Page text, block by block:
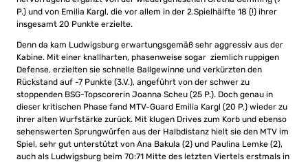
P.) und von Emilia Kargl, die vor allem in der 2.Spielhälfte 18 (!) ihrer
insgesamt 20 Punkte erzielte.
Denn da kam Ludwigsburg erwartungsgemäß sehr aggressiv aus der
Kabine. Mit einer knallharten, phasenweise sogar ziemlich ruppigen
Defense, erzielten sie schnelle Ballgewinne und verkürzten den
Rückstand auf -7 Punkte (3.V.), angeführt von der schwer zu
stoppenden BSG-Topscorerin Joanna Scheu (25 P.). Doch genau in
dieser kritischen Phase fand MTV-Guard Emilia Kargl (20 P.) wieder zu
ihrer alten Wurfstärke zurück. Mit klugen Drives zum Korb und ebenso
sehenswerten Sprungwürfen aus der Halbdistanz hielt sie den MTV im
Spiel, sehr gut unterstützt von Ana Bakula (2) und Paulina Lemke (2),
auch als Ludwigsburg beim 70:71 Mitte des letzten Viertels erstmals in